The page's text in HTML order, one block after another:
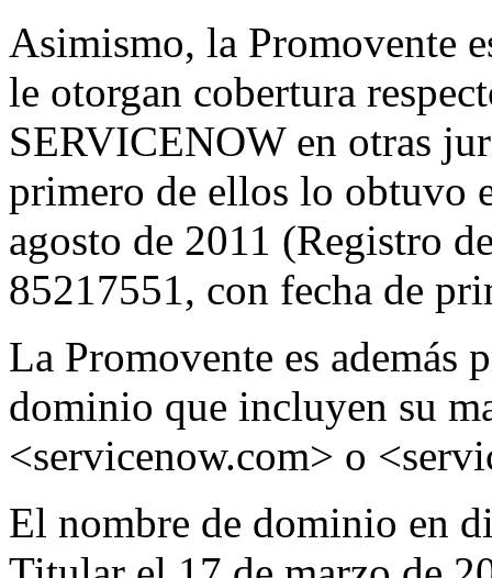
Asimismo, la Promovente
le otorgan cobertura
SERVICENOW en otras
primero de ellos lo obtuvo
agosto de 2011 (Registro
85217551, con fecha de
La Promovente es además
dominio que incluyen su
<servicenow.com> o
El nombre de dominio en